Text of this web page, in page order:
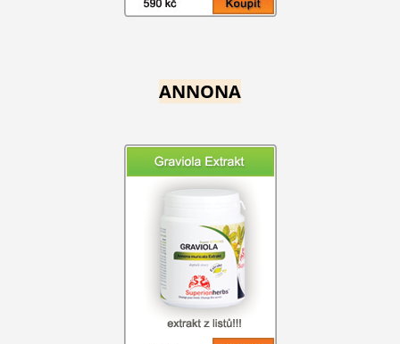
ANNONA